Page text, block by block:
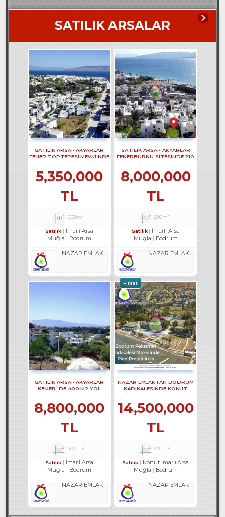
SATILIK ARSALAR
SATILIK ARSA - AKYARLAR
FENER TOPTEPESİ MEVKİİNDE
253 M2 YOL CEPHELİ ARSA
5,350,000
TL
253m²
Satılık
İmarli Arsa
Muğla
Bodrum
NAZAR EMLAK
SATILIK ARSA - AKYARLAR
FENERBURNU SİTESİNDE 210
M2 İ ARSA REF-3249
8,000,000
TL
210m²
Satılık
İmarli Arsa
Muğla
Bodrum
NAZAR EMLAK
SATILIK ARSA - AKYARLAR
KEMER`DE 400 M2 YOL
CEPHELİ ARSA REF-2157
8,800,000
TL
400m²
Satılık
İmarli Arsa
Muğla
Bodrum
NAZAR EMLAK
Fırsat
NAZAR EMLAKTAN BODRUM
KADIKALESINDE KONUT
IMARLI ARSA REF-1353
14,500,000
TL
320m²
Satılık
Konut İmarlı Arsa
Muğla
Bodrum
NAZAR EMLAK